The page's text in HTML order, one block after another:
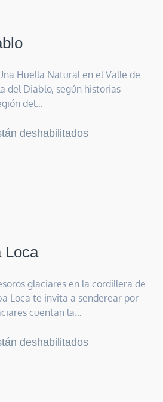
Huella Natural en el Valle de
del Diablo, según historias
del…
deshabilitadosen
Loca
glaciares en la cordillera de
Loca te invita a senderear por
cuentan la…
deshabilitadosen